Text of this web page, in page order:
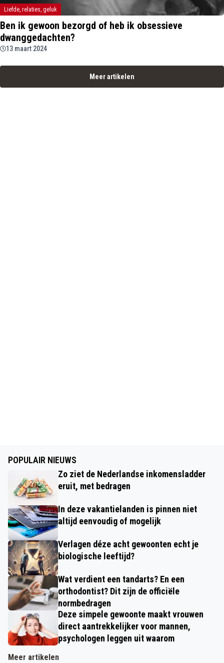
Liefde, relaties, geluk
Ben ik gewoon bezorgd of heb ik obsessieve
dwanggedachten?
13 maart 2024
Meer artikelen
POPULAIR NIEUWS
Zo ziet de Nederlandse inkomensladder
eruit, met bedragen
In deze vakantielanden is pinnen niet
altijd eenvoudig of mogelijk
Verlagen déze acht gewoonten echt je
biologische leeftijd?
Wat verdient een tandarts? En een
orthodontist? Dit zijn de officiële
normbedragen
Deze simpele gewoonte maakt vrouwen
direct aantrekkelijker voor mannen,
psychologen leggen uit waarom
Meer artikelen